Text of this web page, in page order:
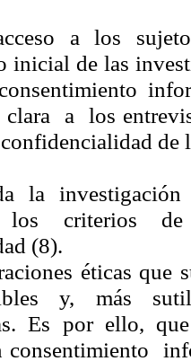
a los
inicial de las
a los
de
la
los criterios
(8).
éticas
y, más
Es por ello,
consentimiento